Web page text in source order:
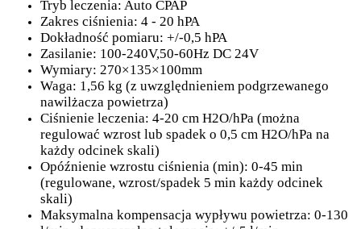
Tryb leczenia: Auto CPAP
Zakres ciśnienia: 4 - 20 hPA
Dokładność pomiaru: +/-0,5 hPA
Zasilanie: 100-240V,50-60Hz DC 24V
Wymiary: 270×135×100mm
Waga: 1,56 kg (z uwzględnieniem podgrzewanego
nawilżacza powietrza)
Ciśnienie leczenia: 4-20 cm H2O/hPa (można
regulować wzrost lub spadek o 0,5 cm H2O/hPa na
każdy odcinek skali)
Opóźnienie wzrostu ciśnienia (min): 0-45 min
(regulowane, wzrost/spadek 5 min każdy odcinek
skali)
Maksymalna kompensacja wypływu powietrza: 0-130